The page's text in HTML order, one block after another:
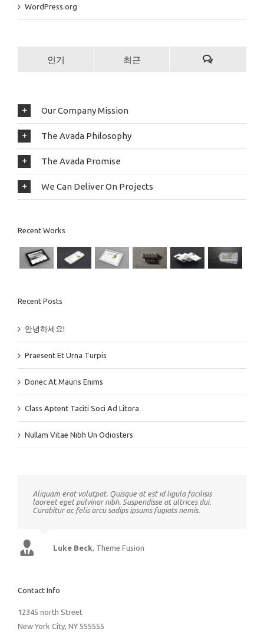
WordPress.org
인기 최근
Our Company Mission
The Avada Philosophy
The Avada Promise
We Can Deliver On Projects
Recent Works
Recent Posts
안녕하세요!
Praesent Et Urna Turpis
Donec At Mauris Enims
Class Aptent Taciti Soci Ad Litora
Nullam Vitae Nibh Un Odiosters
Aliquam erat volutpat. Quisque at est id ligula facilisis
laoreet eget pulvinar nibh. Suspendisse at ultrices dui.
Curabitur ac felis arcu sadips ipsums fugiats nemis.
Luke Beck, Theme Fusion
Contact Info
12345 north Street
New York City, NY 555555